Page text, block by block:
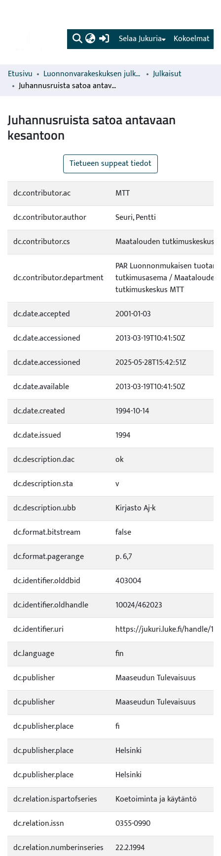
(current) Kokoelmat
Selaa Jukuria
Etusivu Luonnonvarakeskuksen julkaisut
Julkaisut
Juhannusruista satoa antavaan kesantoon
Juhannusruista satoa antavaan
kesantoon
Tietueen suppeat tiedot
dc.contributor.ac
MTT
dc.contributor.author
Seuri, Pentti
dc.contributor.cs
Maatalouden tutkimuskeskus
dc.contributor.department
PAR Luonnonmukaisen
tutkimusasema / Maatalouden
tutkimuskeskus MTT
dc.date.accepted
2001-01-03
dc.date.accessioned
2013-03-19T10:41:50Z
dc.date.accessioned
2025-05-28T15:42:51Z
dc.date.available
2013-03-19T10:41:50Z
dc.date.created
1994-10-14
dc.date.issued
1994
dc.description.dac
ok
dc.description.sta
v
dc.description.ubb
Kirjasto Aj-k
dc.format.bitstream
false
dc.format.pagerange
p. 6,7
dc.identifier.olddbid
403004
dc.identifier.oldhandle
10024/462023
dc.identifier.uri
https://jukuri.luke.fi/handle/
dc.language
fin
dc.publisher
Maaseudun Tulevaisuus
dc.publisher
Maaseudun Tulevaisuus
dc.publisher.place
fi
dc.publisher.place
Helsinki
dc.publisher.place
Helsinki
dc.relation.ispartofseries
Koetoiminta ja käytäntö
dc.relation.issn
0355-0990
dc.relation.numberinseries
22.2.1994